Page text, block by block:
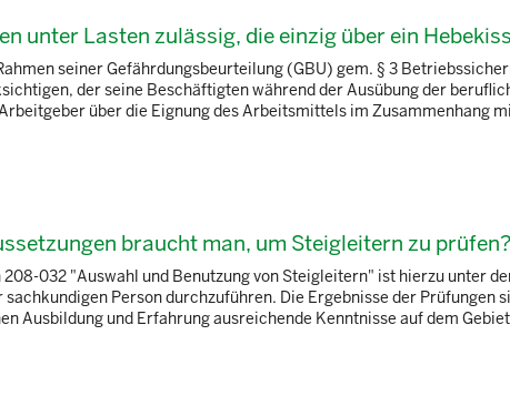
unter Lasten zulässig, die einzig über ein
seiner Gefährdungsbeurteilung (GBU) gem. § 3
der seine Beschäftigten während der Ausübung der
über die Eignung des Arbeitsmittels im Zusammenhang
braucht man, um Steigleitern zu prüfen?
208-032 "Auswahl und Benutzung von Steigleitern" ist hierzu unter
sachkundigen Person durchzuführen. Die Ergebnisse der Prüfungen
Ausbildung und Erfahrung ausreichende Kenntnisse auf dem